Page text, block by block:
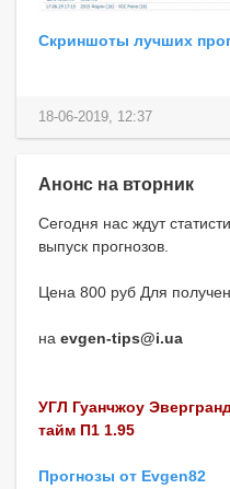
Скриншоты лучших
18-06-2019, 12:37
Анонс на вторник
Сегодня нас ждут
выпуск прогнозов.
Цена 800 руб Для
на evgen-tips@i.ua
УГЛ Гуанчжоу
тайм П1 1.95
Прогнозы от Evgen82